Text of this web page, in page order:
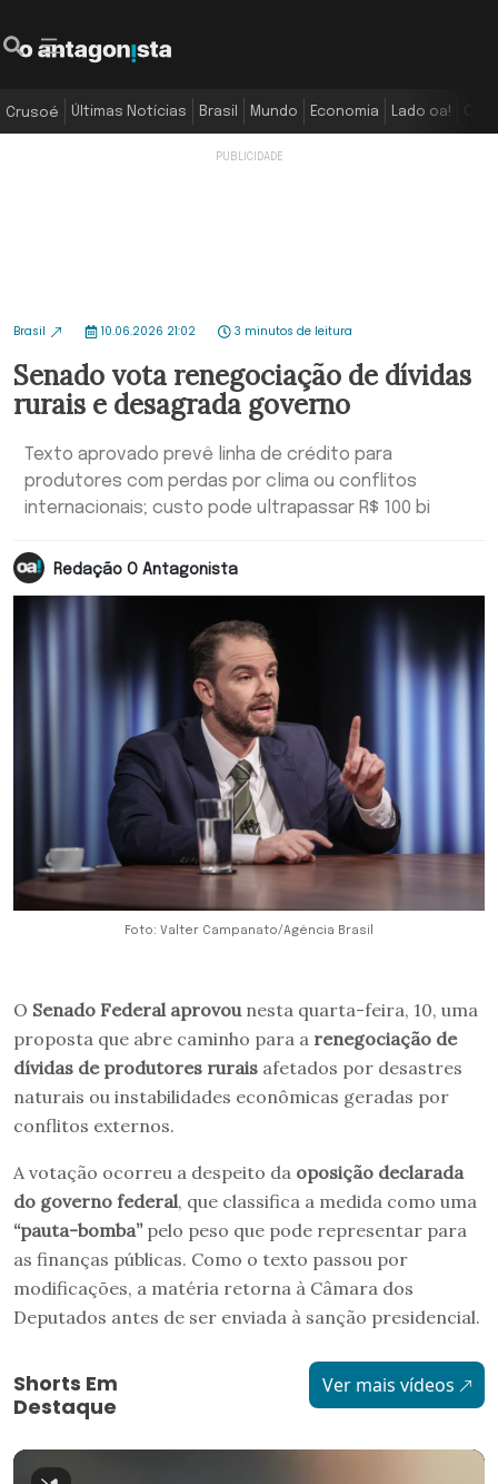
Crusoé Últimas Notícias Brasil Mundo Economia Lado oa!
Brasil 10.06.2026 21:02 3 minutos de leitura
Senado vota renegociação de dívidas
rurais e desagrada governo
Texto aprovado prevê linha de crédito para
produtores com perdas por clima ou conflitos
internacionais; custo pode ultrapassar R$ 100 bi
Redação O Antagonista
Foto: Valter Campanato/Agência Brasil
O Senado Federal aprovou nesta quarta-feira, 10, uma
proposta que abre caminho para a renegociação de
dívidas de produtores rurais afetados por desastres
naturais ou instabilidades econômicas geradas por
conflitos externos.
A votação ocorreu a despeito da oposição declarada
do governo federal, que classifica a medida como uma
“pauta-bomba” pelo peso que pode representar para
as finanças públicas. Como o texto passou por
modificações, a matéria retorna à Câmara dos
Deputados antes de ser enviada à sanção presidencial.
Shorts Em
Destaque
Ver mais vídeos